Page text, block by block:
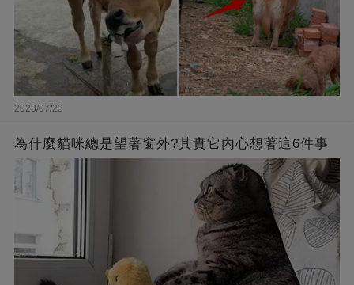
2023/07/23
為什麼貓咪總是望著窗外?其實它內心想著這6件事